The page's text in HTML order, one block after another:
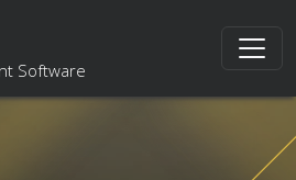
Software